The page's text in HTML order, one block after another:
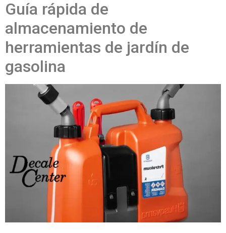
Guía rápida de
almacenamiento de
herramientas de jardín de
gasolina